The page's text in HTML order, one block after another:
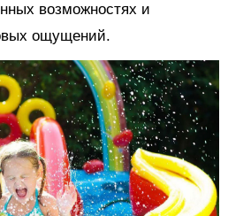
возможностях и
ощущений.